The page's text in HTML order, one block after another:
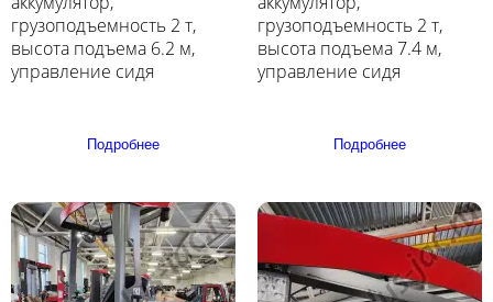
грузоподъемность 2 т,
высота подъема 6.2 м,
управление сидя
Подробнее
грузоподъемность 2 т,
высота подъема 7.4 м,
управление сидя
Подробнее